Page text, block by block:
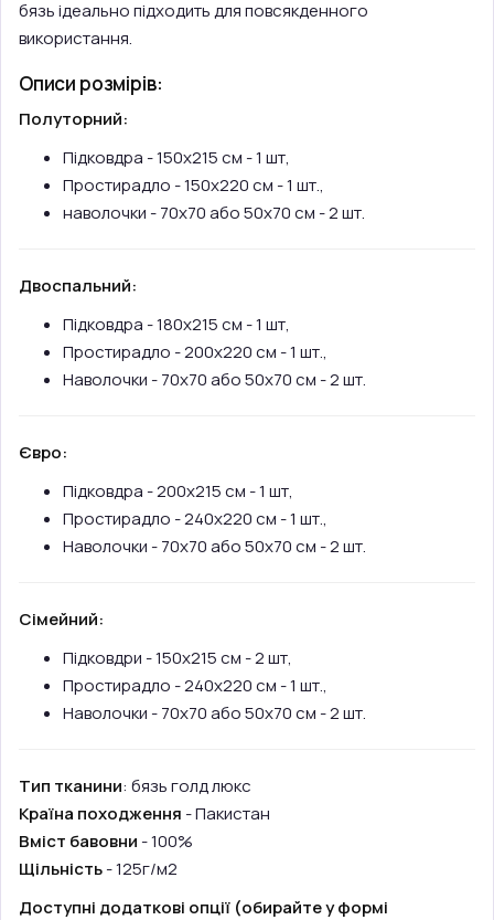
бязь ідеально підходить для повсякденного
використання.
Описи розмірів:
Полуторний:
Підковдра - 150х215 см - 1 шт,
Простирадло - 150х220 см - 1 шт.,
наволочки - 70х70 або 50х70 см - 2 шт.
Двоспальний:
Підковдра - 180х215 см - 1 шт,
Простирадло - 200х220 см - 1 шт.,
Наволочки - 70х70 або 50х70 см - 2 шт.
Євро:
Підковдра - 200х215 см - 1 шт,
Простирадло - 240х220 см - 1 шт.,
Наволочки - 70х70 або 50х70 см - 2 шт.
Сімейний:
Підковдри - 150х215 см - 2 шт,
Простирадло - 240х220 см - 1 шт.,
Наволочки - 70х70 або 50х70 см - 2 шт.
Тип тканини: бязь голд люкс
Країна походження - Пакистан
Вміст бавовни - 100%
Щільність- 125г/м2
Доступні додаткові опції (обирайте у формі